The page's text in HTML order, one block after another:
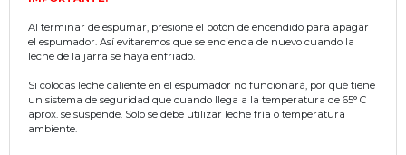
Al terminar de espumar, presione el botón de encendido para apagar
el espumador. Así evitaremos que se encienda de nuevo cuando la
leche de la jarra se haya enfriado.
Si colocas leche caliente en el espumador no funcionará, por qué tiene
un sistema de seguridad que cuando llega a la temperatura de 65° C
aprox. se suspende. Solo se debe utilizar leche fría o temperatura
ambiente.